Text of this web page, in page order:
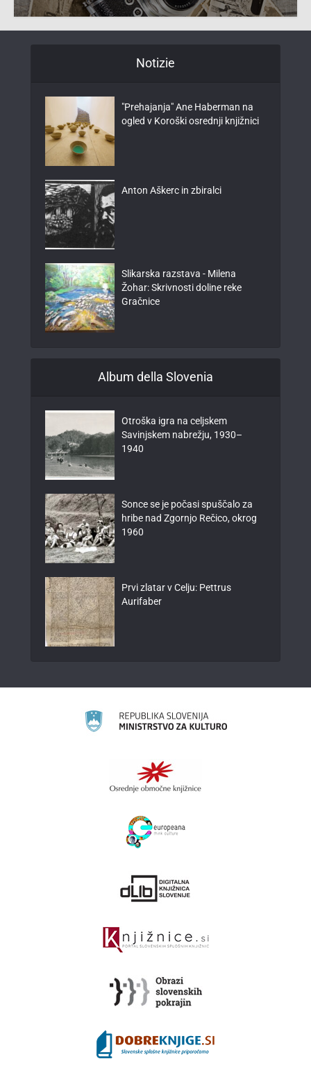
Notizie
"Prehajanja" Ane Haberman na
ogled v Koroški osrednji knjižnici
Anton Aškerc in zbiralci
Slikarska razstava - Milena
Žohar: Skrivnosti doline reke
Gračnice
Album della Slovenia
Otroška igra na celjskem
Savinjskem nabrežju, 1930–
1940
Sonce se je počasi spuščalo za
hribe nad Zgornjo Rečico, okrog
1960
Prvi zlatar v Celju: Pettrus
Aurifaber